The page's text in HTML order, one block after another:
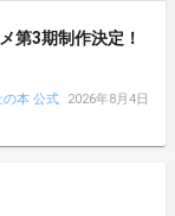
第3期制作決定！
の本 公式
2026年8月4日